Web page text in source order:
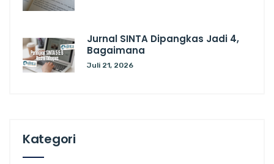
Jurnal SINTA Dipangkas Jadi 4,
Bagaimana
Juli 21, 2026
Kategori